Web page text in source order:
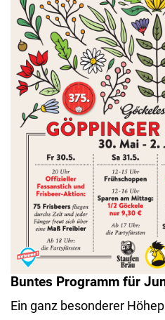
Buntes Programm für
Ein ganz besonderer